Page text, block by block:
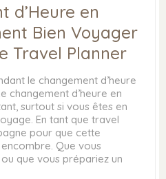
d’Heure en
Bien Voyager
Travel Planner
le changement d’heure
changement d’heure en
surtout si vous êtes en
En tant que travel
pour que cette
Que vous
que vous prépariez un